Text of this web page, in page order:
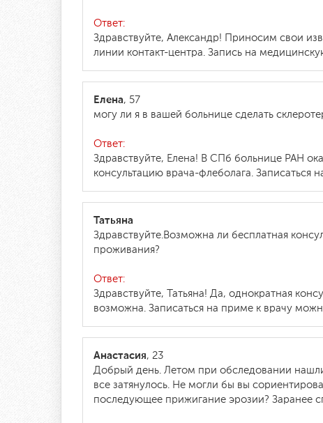
Ответ:
Здравствуйте, Александр! Приносим свои
линии контакт-центра. Запись на
Елена, 57
могу ли я в вашей больнице сделать
Ответ:
Здравствуйте, Елена! В СПб больнице РАН
консультацию врача-флеболага. Записаться
Татьяна
Здравствуйте.Возможна ли бесплатная
проживания?
Ответ:
Здравствуйте, Татьяна! Да, однократная
возможна. Записаться на приме к врачу
Анастасия, 23
Добрый день. Летом при обследовании
все затянулось. Не могли бы вы
последующее прижигание эрозии? Заранее